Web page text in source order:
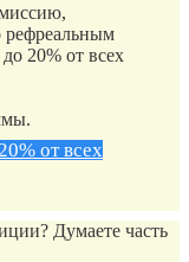
рефреальным
20% от всех
от всех
Думаете часть